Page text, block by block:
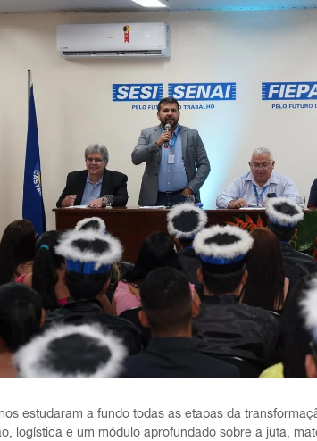
estudaram a fundo todas as etapas da
logística e um módulo aprofundado sobre a juta,